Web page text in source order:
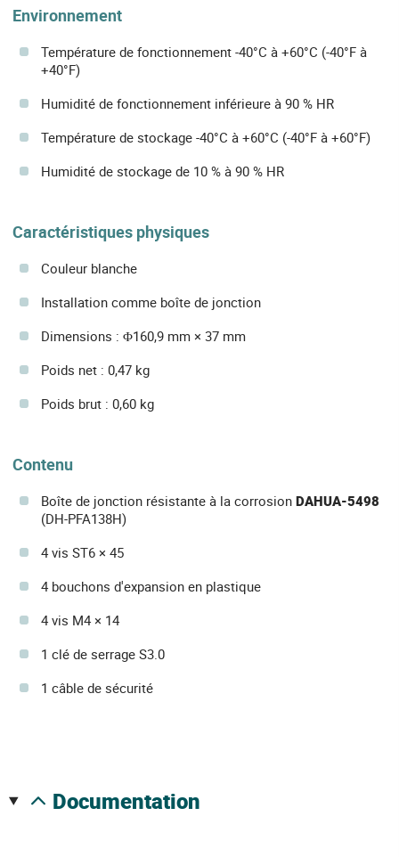
Environnement
Température de fonctionnement -40°C à +60°C (-40°F à
+40°F)
Humidité de fonctionnement inférieure à 90 % HR
Température de stockage -40°C à +60°C (-40°F à +60°F)
Humidité de stockage de 10 % à 90 % HR
Caractéristiques physiques
Couleur blanche
Installation comme boîte de jonction
Dimensions : Φ160,9 mm × 37 mm
Poids net : 0,47 kg
Poids brut : 0,60 kg
Contenu
Boîte de jonction résistante à la corrosion DAHUA-5498
(DH-PFA138H)
4 vis ST6 × 45
4 bouchons d'expansion en plastique
4 vis M4 × 14
1 clé de serrage S3.0
1 câble de sécurité
documentation